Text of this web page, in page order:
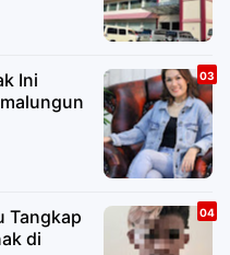
Ini
Tangkap
di